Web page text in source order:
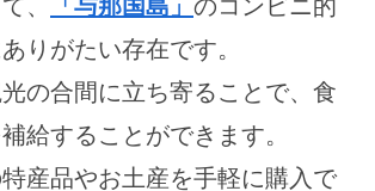
、 「与那国島」 のコンビニ的
りがたい存在です。
の合間に立ち寄ることで、食
給することができます。
産品やお土産を手軽に購入で